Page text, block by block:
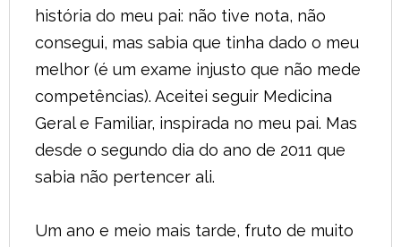
história do meu pai: não tive nota, não
consegui, mas sabia que tinha dado o meu
melhor (é um exame injusto que não mede
competências). Aceitei seguir Medicina
Geral e Familiar, inspirada no meu pai. Mas
desde o segundo dia do ano de 2011 que
sabia não pertencer ali.
Um ano e meio mais tarde, fruto de muito